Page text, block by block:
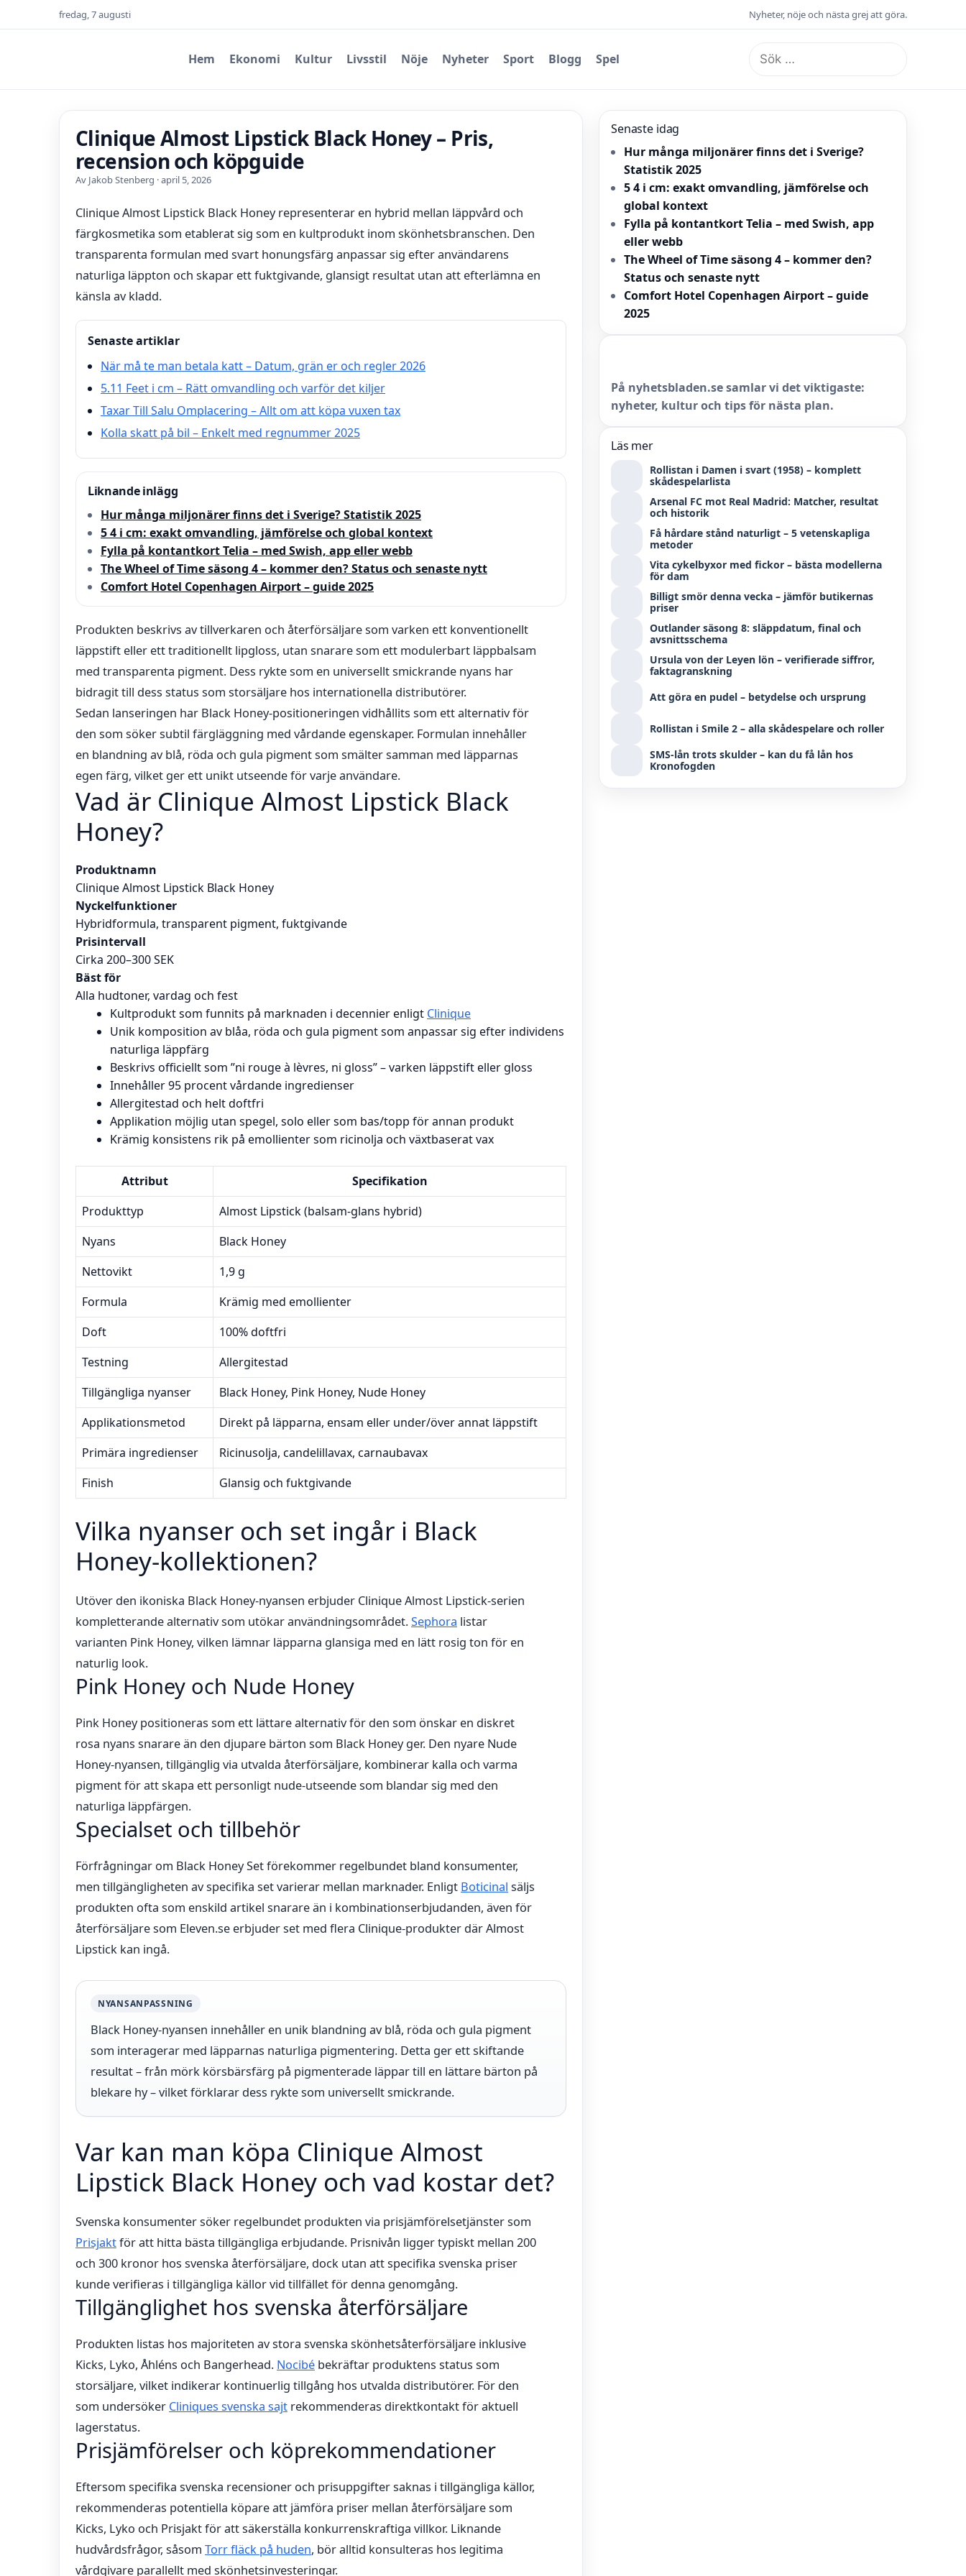
fredag, 7 augusti Nyheter, nöje och nästa grej att göra.
Hem Ekonomi Kultur Livsstil Nöje Nyheter Sport Blogg Spel
Sök
efter:
Clinique Almost Lipstick Black Honey – Pris,
recension och köpguide
Av Jakob Stenberg · april 5, 2026
Clinique Almost Lipstick Black Honey representerar en hybrid mellan läppvård och
färgkosmetika som etablerat sig som en kultprodukt inom skönhetsbranschen. Den
transparenta formulan med svart honungsfärg anpassar sig efter användarens
naturliga läppton och skapar ett fuktgivande, glansigt resultat utan att efterlämna en
känsla av kladd.
Senaste artiklar
När må te man betala katt – Datum, grän er och regler 2026
5.11 Feet i cm – Rätt omvandling och varför det kiljer
Taxar Till Salu Omplacering – Allt om att köpa vuxen tax
Kolla skatt på bil – Enkelt med regnummer 2025
Liknande inlägg
Hur många miljonärer finns det i Sverige? Statistik 2025
5 4 i cm: exakt omvandling, jämförelse och global kontext
Fylla på kontantkort Telia – med Swish, app eller webb
The Wheel of Time säsong 4 – kommer den? Status och senaste nytt
Comfort Hotel Copenhagen Airport – guide 2025
Produkten beskrivs av tillverkaren och återförsäljare som varken ett konventionellt
läppstift eller ett traditionellt lipgloss, utan snarare som ett modulerbart läppbalsam
med transparenta pigment. Dess rykte som en universellt smickrande nyans har
bidragit till dess status som storsäljare hos internationella distributörer.
Sedan lanseringen har Black Honey-positioneringen vidhållits som ett alternativ för
den som söker subtil färgläggning med vårdande egenskaper. Formulan innehåller
en blandning av blå, röda och gula pigment som smälter samman med läpparnas
egen färg, vilket ger ett unikt utseende för varje användare.
Vad är Clinique Almost Lipstick Black
Honey?
Produktnamn
Clinique Almost Lipstick Black Honey
Nyckelfunktioner
Hybridformula, transparent pigment, fuktgivande
Prisintervall
Cirka 200–300 SEK
Bäst för
Alla hudtoner, vardag och fest
Kultprodukt som funnits på marknaden i decennier enligt Clinique
Unik komposition av blåa, röda och gula pigment som anpassar sig efter individens
naturliga läppfärg
Beskrivs officiellt som ”ni rouge à lèvres, ni gloss” – varken läppstift eller gloss
Innehåller 95 procent vårdande ingredienser
Allergitestad och helt doftfri
Applikation möjlig utan spegel, solo eller som bas/topp för annan produkt
Krämig konsistens rik på emollienter som ricinolja och växtbaserat vax
Attribut
Specifikation
Produkttyp
Almost Lipstick (balsam-glans hybrid)
Nyans
Black Honey
Nettovikt
1,9 g
Formula
Krämig med emollienter
Doft
100% doftfri
Testning
Allergitestad
Tillgängliga nyanser
Black Honey, Pink Honey, Nude Honey
Applikationsmetod
Direkt på läpparna, ensam eller under/över annat läppstift
Primära ingredienser
Ricinusolja, candelillavax, carnaubavax
Finish
Glansig och fuktgivande
Vilka nyanser och set ingår i Black
Honey-kollektionen?
Utöver den ikoniska Black Honey-nyansen erbjuder Clinique Almost Lipstick-serien
kompletterande alternativ som utökar användningsområdet.Sephora listar
varianten Pink Honey, vilken lämnar läpparna glansiga med en lätt rosig ton för en
naturlig look.
Pink Honey och Nude Honey
Pink Honey positioneras som ett lättare alternativ för den som önskar en diskret
rosa nyans snarare än den djupare bärton som Black Honey ger. Den nyare Nude
Honey-nyansen, tillgänglig via utvalda återförsäljare, kombinerar kalla och varma
pigment för att skapa ett personligt nude-utseende som blandar sig med den
naturliga läppfärgen.
Specialset och tillbehör
Förfrågningar om Black Honey Set förekommer regelbundet bland konsumenter,
men tillgängligheten av specifika set varierar mellan marknader. Enligt Boticinal säljs
produkten ofta som enskild artikel snarare än i kombinationserbjudanden, även för
återförsäljare som Eleven.se erbjuder set med flera Clinique-produkter där Almost
Lipstick kan ingå.
NYANSANPASSNING
Black Honey-nyansen innehåller en unik blandning av blå, röda och gula pigment
som interagerar med läpparnas naturliga pigmentering. Detta ger ett skiftande
resultat – från mörk körsbärsfärg på pigmenterade läppar till en lättare bärton på
blekare hy – vilket förklarar dess rykte som universellt smickrande.
Var kan man köpa Clinique Almost
Lipstick Black Honey och vad kostar det?
Svenska konsumenter söker regelbundet produkten via prisjämförelsetjänster som
Prisjaktför att hitta bästa tillgängliga erbjudande. Prisnivån ligger typiskt mellan 200
och 300 kronor hos svenska återförsäljare, dock utan att specifika svenska priser
kunde verifieras i tillgängliga källor vid tillfället för denna genomgång.
Tillgänglighet hos svenska återförsäljare
Produkten listas hos majoriteten av stora svenska skönhetsåterförsäljare inklusive
Kicks, Lyko, Åhléns och Bangerhead. Nocibé bekräftar produktens status som
storsäljare, vilket indikerar kontinuerlig tillgång hos utvalda distributörer. För den
som undersöker Cliniques svenska sajt rekommenderas direktkontakt för aktuell
lagerstatus.
Prisjämförelser och köprekommendationer
Eftersom specifika svenska recensioner och prisuppgifter saknas i tillgängliga källor,
rekommenderas potentiella köpare att jämföra priser mellan återförsäljare som
Kicks, Lyko och Prisjakt för att säkerställa konkurrenskraftiga villkor. Liknande
hudvårdsfrågor, såsom Torr fläck på huden, bör alltid konsulteras hos legitima
vårdgivare parallellt med skönhetsinvesteringar.
Senaste idag
Hur många miljonärer finns det i Sverige?
Statistik 2025
5 4 i cm: exakt omvandling, jämförelse och
global kontext
Fylla på kontantkort Telia – med Swish, app
eller webb
The Wheel of Time säsong 4 – kommer den?
Status och senaste nytt
Comfort Hotel Copenhagen Airport – guide
2025
På nyhetsbladen.se samlar vi det viktigaste:
nyheter, kultur och tips för nästa plan.
Läs mer
Rollistan i Damen i svart (1958) – komplett
skådespelarlista
Arsenal FC mot Real Madrid: Matcher, resultat
och historik
Få hårdare stånd naturligt – 5 vetenskapliga
metoder
Vita cykelbyxor med fickor – bästa modellerna
för dam
Billigt smör denna vecka – jämför butikernas
priser
Outlander säsong 8: släppdatum, final och
avsnittsschema
Ursula von der Leyen lön – verifierade siffror,
faktagranskning
Att göra en pudel – betydelse och ursprung
Rollistan i Smile 2 – alla skådespelare och roller
SMS-lån trots skulder – kan du få lån hos
Kronofogden